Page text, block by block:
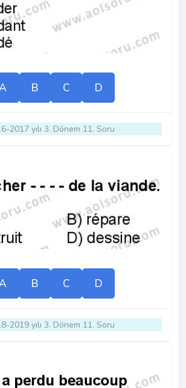
B C D
2017 yılı 3. Dönem 11. Soru
B C D
2019 yılı 3. Dönem 11. Soru